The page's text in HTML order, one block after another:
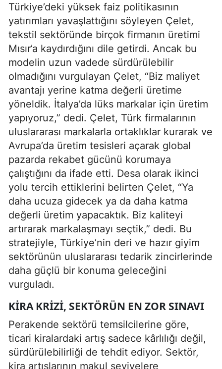
Türkiye’deki yüksek faiz politikasının
yatırımları yavaşlattığını söyleyen Çelet,
tekstil sektöründe birçok firmanın üretimi
Mısır’a kaydırdığını dile getirdi. Ancak bu
modelin uzun vadede sürdürülebilir
olmadığını vurgulayan Çelet, “Biz maliyet
avantajı yerine katma değerli üretime
yöneldik. İtalya’da lüks markalar için üretim
yapıyoruz,” dedi. Çelet, Türk firmalarının
uluslararası markalarla ortaklıklar kurarak ve
Avrupa’da üretim tesisleri açarak global
pazarda rekabet gücünü korumaya
çalıştığını da ifade etti. Desa olarak ikinci
yolu tercih ettiklerini belirten Çelet, “Ya
daha ucuza gidecek ya da daha katma
değerli üretim yapacaktık. Biz kaliteyi
artırarak markalaşmayı seçtik,” dedi. Bu
stratejiyle, Türkiye’nin deri ve hazır giyim
sektörünün uluslararası tedarik zincirlerinde
daha güçlü bir konuma geleceğini
vurguladı.
KIRA KRIZI, SEKTÖRÜN EN ZOR SINAVI
Perakende sektörü temsilcilerine göre,
ticari kiralardaki artış sadece kârlılığı değil,
sürdürülebilirliği de tehdit ediyor. Sektör,
kira artışlarının makul seviyelere